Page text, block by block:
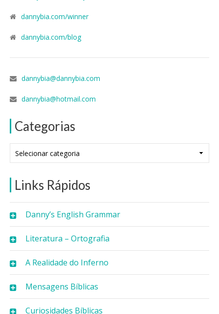
dannybia.com/winner
dannybia.com/blog
dannybia@dannybia.com
dannybia@hotmail.com
Categorias
Links Rápidos
Danny’s English Grammar
Literatura – Ortografia
A Realidade do Inferno
Mensagens Bíblicas
Curiosidades Bíblicas